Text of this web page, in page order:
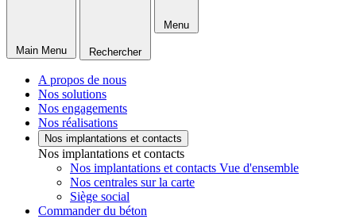
Main Menu Rechercher
Menu
A propos de nous
Nos solutions
Nos engagements
Nos réalisations
Nos implantations et contacts
Nos implantations et contacts
Nos implantations et contacts Vue d'ensemble
Nos centrales sur la carte
Siège social
Commander du béton